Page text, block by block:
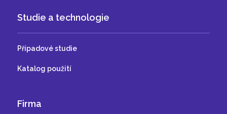
Studie a technologie
Případové studie
Katalog použití
Firma